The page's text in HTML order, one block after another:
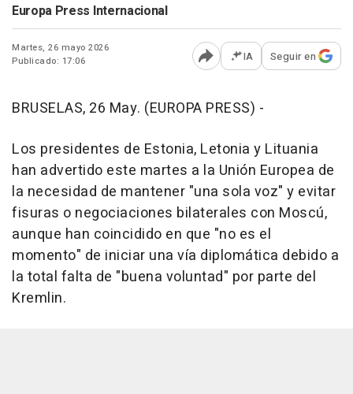
Europa Press Internacional
Martes, 26 mayo 2026
Publicado: 17:06
Abrir opciones para
IA Seguir en
BRUSELAS, 26 May. (EUROPA PRESS) -
Los presidentes de Estonia, Letonia y Lituania
han advertido este martes a la Unión Europea de
la necesidad de mantener "una sola voz" y evitar
fisuras o negociaciones bilaterales con Moscú,
aunque han coincidido en que "no es el
momento" de iniciar una vía diplomática debido a
la total falta de "buena voluntad" por parte del
Kremlin.